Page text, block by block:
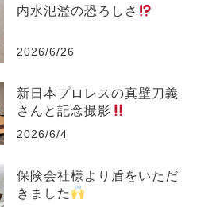
内水氾濫の恐ろしさ
2026/6/26
新日本プロレスの真壁刀義
さんと記念撮影
2026/6/4
保険会社様より盾をいただ
きました